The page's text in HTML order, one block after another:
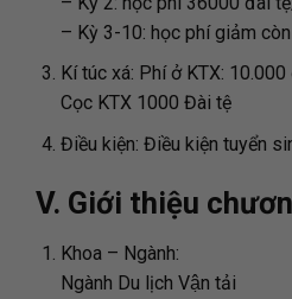
– Kỳ 3-10: học phí giảm
Kí túc xá: Phí ở KTX:
Cọc KTX 1000 Đài tệ
Điều kiện: Điều kiện tuyển
V. Giới thiệu
Khoa – Ngành:
Ngành Du lịch Vận tải